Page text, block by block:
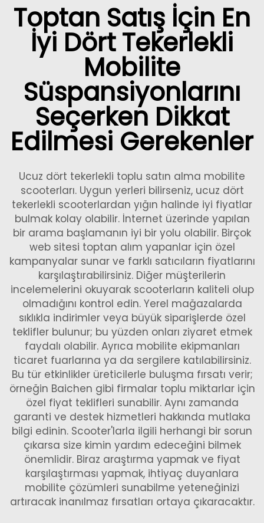
Toptan Satış İçin En
İyi Dört Tekerlekli
Mobilite
Süspansiyonlarını
Seçerken Dikkat
Edilmesi Gerekenler
Ucuz dört tekerlekli toplu satın alma mobilite
scooterları. Uygun yerleri bilirseniz, ucuz dört
tekerlekli scooterlardan yığın halinde iyi fiyatlar
bulmak kolay olabilir. İnternet üzerinde yapılan
bir arama başlamanın iyi bir yolu olabilir. Birçok
web sitesi toptan alım yapanlar için özel
kampanyalar sunar ve farklı satıcıların fiyatlarını
karşılaştırabilirsiniz. Diğer müşterilerin
incelemelerini okuyarak scooterların kaliteli olup
olmadığını kontrol edin. Yerel mağazalarda
sıklıkla indirimler veya büyük siparişlerde özel
teklifler bulunur; bu yüzden onları ziyaret etmek
faydalı olabilir. Ayrıca mobilite ekipmanları
ticaret fuarlarına ya da sergilere katılabilirsiniz.
Bu tür etkinlikler üreticilerle buluşma fırsatı verir;
örneğin Baichen gibi firmalar toplu miktarlar için
özel fiyat teklifleri sunabilir. Aynı zamanda
garanti ve destek hizmetleri hakkında mutlaka
bilgi edinin. Scooter'larla ilgili herhangi bir sorun
çıkarsa size kimin yardım edeceğini bilmek
önemlidir. Biraz araştırma yapmak ve fiyat
karşılaştırması yapmak, ihtiyaç duyanlara
mobilite çözümleri sunabilme yeteneğinizi
artıracak inanılmaz fırsatları ortaya çıkaracaktır.